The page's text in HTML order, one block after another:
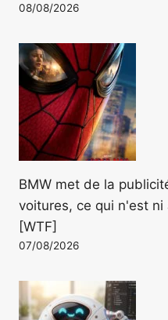
08/08/2026
BMW met de la
voitures, ce qui n'est
[WTF]
07/08/2026